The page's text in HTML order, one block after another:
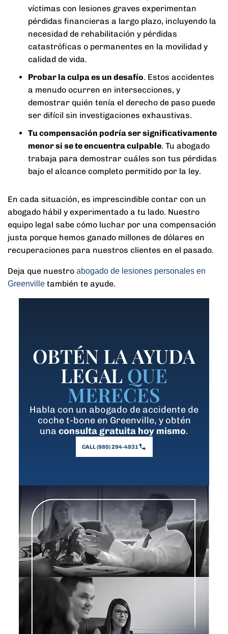
víctimas con lesiones graves experimentan
pérdidas financieras a largo plazo, incluyendo la
necesidad de rehabilitación y pérdidas
catastróficas o permanentes en la movilidad y
calidad de vida.
Probar la culpa es un desafío. Estos accidentes
a menudo ocurren en intersecciones, y
demostrar quién tenía el derecho de paso puede
ser difícil sin investigaciones exhaustivas.
Tu compensación podría ser significativamente
menor si se te encuentra culpable. Tu abogado
trabaja para demostrar cuáles son tus pérdidas
bajo el alcance completo permitido por la ley.
En cada situación, es imprescindible contar con un
abogado hábil y experimentado a tu lado. Nuestro
equipo legal sabe cómo luchar por una compensación
justa porque hemos ganado millones de dólares en
recuperaciones para nuestros clientes en el pasado.
Deja que nuestro abogado de lesiones personales en
Greenville también te ayude.
OBTÉN LA AYUDA
LEGAL QUE
MERECES
Habla con un abogado de accidente de
coche t-bone en Greenville, y obtén
una consulta gratuita hoy mismo.
CALL (980) 294-4931